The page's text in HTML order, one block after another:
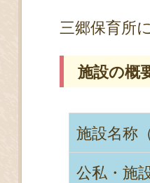
三郷保育所
施設の概
施設名称
公私・施